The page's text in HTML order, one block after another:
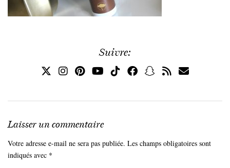
Suivre:
Laisser un commentaire
Votre adresse e-mail ne sera pas publiée. Les champs obligatoires sont
indiqués avec *